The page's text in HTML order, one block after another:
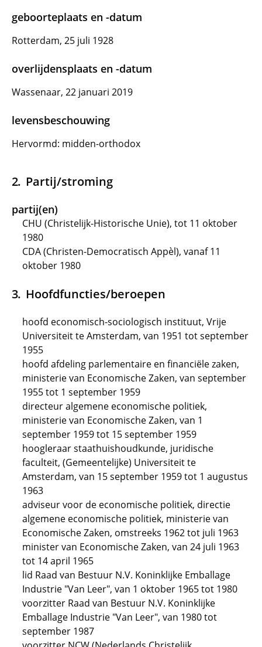
geboorteplaats en -datum
Rotterdam, 25 juli 1928
overlijdensplaats en -datum
Wassenaar, 22 januari 2019
levensbeschouwing
Hervormd: midden-orthodox
Partij/stroming
partij(en)
CHU (Christelijk-Historische Unie), tot 11 oktober
1980
CDA (Christen-Democratisch Appèl), vanaf 11
oktober 1980
Hoofdfuncties/beroepen
hoofd economisch-sociologisch instituut, Vrije
Universiteit te Amsterdam, van 1951 tot september
1955
hoofd afdeling parlementaire en financiële zaken,
ministerie van Economische Zaken, van september
1955 tot 1 september 1959
directeur algemene economische politiek,
ministerie van Economische Zaken, van 1
september 1959 tot 15 september 1959
hoogleraar staathuishoudkunde, juridische
faculteit, (Gemeentelijke) Universiteit te
Amsterdam, van 15 september 1959 tot 1 augustus
1963
adviseur voor de economische politiek, directie
algemene economische politiek, ministerie van
Economische Zaken, omstreeks 1962 tot juli 1963
minister van Economische Zaken, van 24 juli 1963
tot 14 april 1965
lid Raad van Bestuur N.V. Koninklijke Emballage
Industrie "Van Leer", van 1 oktober 1965 tot 1980
voorzitter Raad van Bestuur N.V. Koninklijke
Emballage Industrie "Van Leer", van 1980 tot
september 1987